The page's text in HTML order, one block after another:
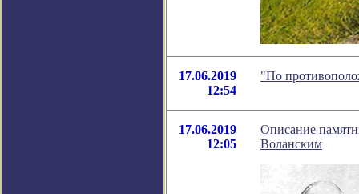
17.06.2019
12:54
"По
17.06.2019
12:05
Описание
Воланским